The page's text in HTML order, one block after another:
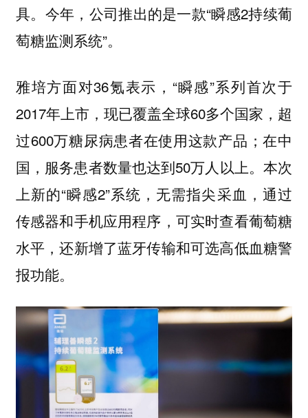
具。今年，公司推出的是一款“瞬感2持续葡
萄糖监测系统”。
雅培方面对36氪表示，“瞬感”系列首次于
2017年上市，现已覆盖全球60多个国家，超
过600万糖尿病患者在使用这款产品；在中
国，服务患者数量也达到50万人以上。本次
上新的“瞬感2”系统，无需指尖采血，通过
传感器和手机应用程序，可实时查看葡萄糖
水平，还新增了蓝牙传输和可选高低血糖警
报功能。